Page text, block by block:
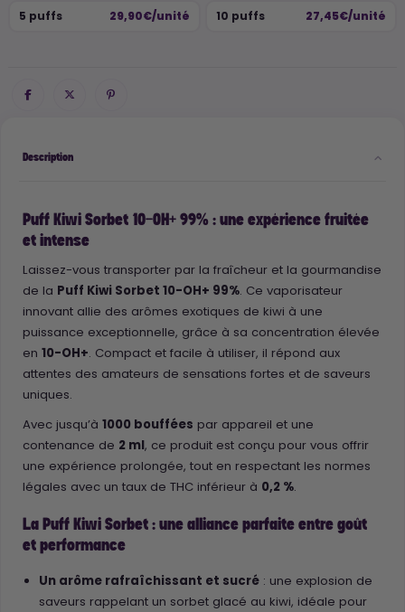
5 puffs 29,90€/unité 10 puffs 27,45€/unité
Description
Puff Kiwi Sorbet 10-OH+ 99% : une expérience fruitée
et intense
Laissez-vous transporter par la fraîcheur et la gourmandise
de la Puff Kiwi Sorbet 10-OH+ 99%. Ce vaporisateur
innovant allie des arômes exotiques de kiwi à une
puissance exceptionnelle, grâce à sa concentration élevée
en 10-OH+. Compact et facile à utiliser, il répond aux
attentes des amateurs de sensations fortes et de saveurs
uniques.
Avec jusqu’à 1000 bouffées par appareil et une
contenance de 2 ml, ce produit est conçu pour vous offrir
une expérience prolongée, tout en respectant les normes
légales avec un taux de THC inférieur à 0,2 %.
La Puff Kiwi Sorbet : une alliance parfaite entre goût
et performance
Un arôme rafraîchissant et sucré : une explosion de
saveurs rappelant un sorbet glacé au kiwi, idéale pour